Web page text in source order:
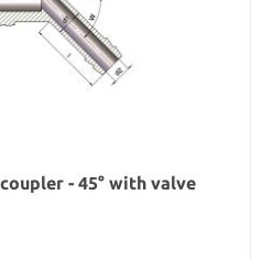
- 45° with valve